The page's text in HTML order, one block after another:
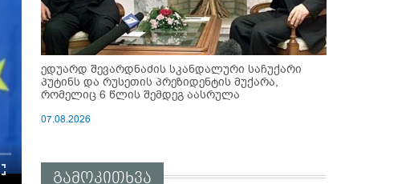
ედუარდ შევარდნაძის სკანდალური საჩუქარი
პუტინს და რუსეთის პრეზიდენტის მუქარა,
რომელიც 6 წლის შემდეგ აასრულა
07.08.2026
გამოკითხვა